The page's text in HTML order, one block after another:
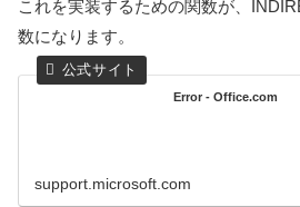
これを実装するための関数が、
数になります。
Error - Office.com
support.microsoft.com